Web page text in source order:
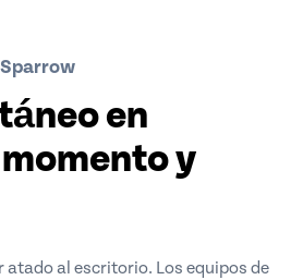
en
y
atado al escritorio. Los equipos de